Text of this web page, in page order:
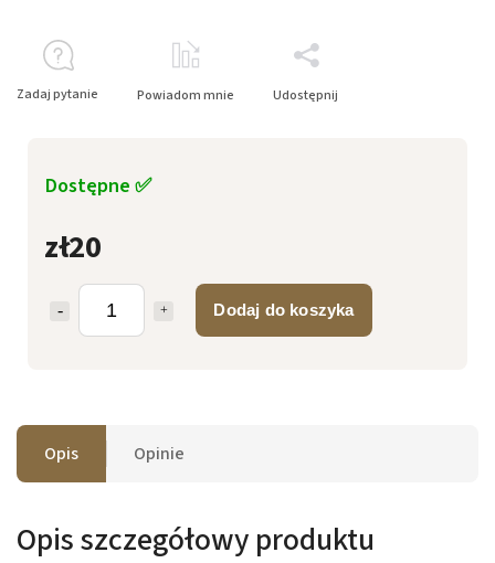
zł20
Dodaj do koszyka
Dostępne ✅
Zadaj pytanie Powiadom mnie Udostępnij
Opis Opinie
Opis szczegółowy produktu